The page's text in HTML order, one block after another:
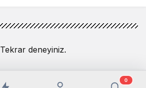
Tekrar deneyiniz.
0